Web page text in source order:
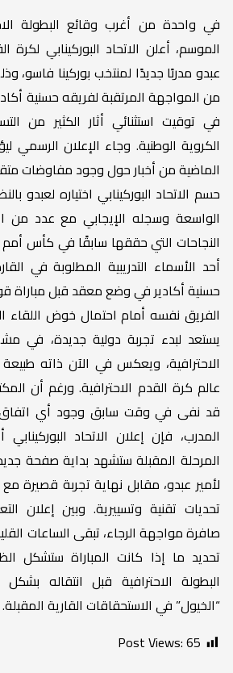
في واحدة من أغرب وقائع البطولة
الموسم، أعلن الاتحاد البوركينابي لكرة
عبدو مدربًا جديدًا لمنتخب بوركينا
من المواجهة المرتقبة لفريقه حسنية
في توقيت استثنائي أثار الكثير من
الكروية الوطنية. وجاء الإعلان الرسمي
الماضية من أخبار حول وجود مفاوضات
حسم الاتحاد البوركينابي اختياره لعبدو
الواسعة وسجله الإيجابي مع عدد من
النجاحات التي حققها سابقًا في كأس
أحد الأسماء التدريبية المطلوبة في
حسنية أكادير في وضع معقد قبل مباراة
الفريق نفسه أمام احتمال خوض اللقاء
يستعد لبدء تجربة دولية جديدة، في
الاحترافية، ويعكس في الآن ذاته
عالم كرة القدم الاحترافية. ورغم أن
قد نفى في وقت سابق وجود أي
المدرب، فإن إعلان الاتحاد
المرحلة المقبلة ستشهد بداية صفحة
لأمير عبدو، مقابل نهاية تجربة قصيرة
تحديات تقنية وتسييرية. وبين إعلان
صافرة مواجهة الرجاء، تبقى الساعات
تحديد ما إذا كانت المباراة ستشكل
البطولة الاحترافية قبل انتقاله
“الخيول” في الاستحقاقات القارية المقبلة.
Post Views:65